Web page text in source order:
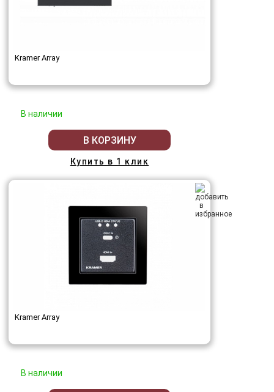
Kramer Array
В наличии
В КОРЗИНУ
Купить в 1 клик
Kramer Array
В наличии